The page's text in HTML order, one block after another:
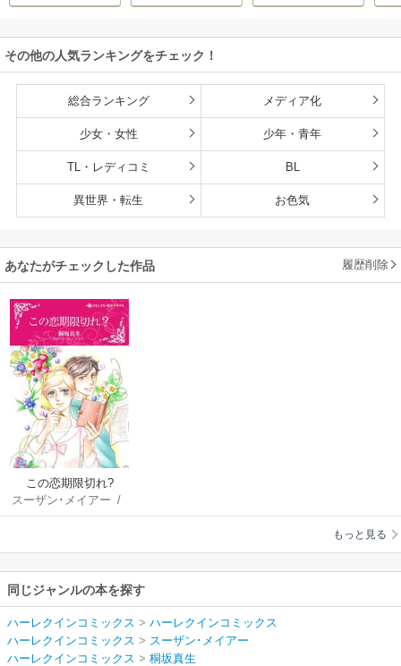
その他の人気ランキングをチェック！
総合ランキング メディア化
少女・女性 少年・青年
TL・レディコミ BL
異世界・転生 お色気
あなたがチェックした作品 履歴削除
この恋期限切れ?
スーザン･メイアー /
桐坂真生
もっと見る
同じジャンルの本を探す
ハーレクインコミックス > ハーレクインコミックス
ハーレクインコミックス > スーザン･メイアー
ハーレクインコミックス > 桐坂真生